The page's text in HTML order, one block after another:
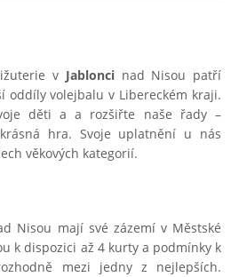
v Jabloncinad Nisou patří
oddíly volejbalu v Libereckém kraji.
děti a a rozšiřte naše řady –
hra. Svoje uplatnění u nás
věkových kategorií.
Nisou mají své zázemí v Městské
k dispozici až 4 kurty a podmínky k
mezi jedny z nejlepších.